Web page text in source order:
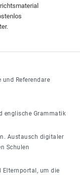
Referendare
englische Grammatik
Austausch digitaler
Schulen
Elternportal, um die